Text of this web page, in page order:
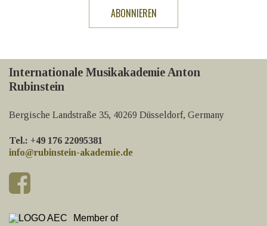
Internationale Musikakademie Anton
Rubinstein
Bergische Landstraße 35, 40269 Düsseldorf, Germany
Tel.: +49 176 22095381
info@rubinstein-akademie.de
Member of